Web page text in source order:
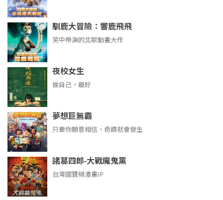
馴鹿大冒險：響鹿飛飛
笑中帶淚的北歐動畫大作
夜校女生
做自己，最好
夢想巨無霸
只要你願意相信，奇蹟就會發生
諸葛四郎-大戰魔鬼黨
台灣國寶級漫畫IP